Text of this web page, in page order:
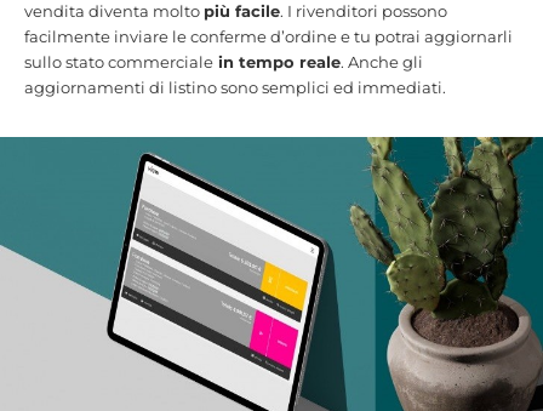
vendita diventa molto più facile. I rivenditori possono
facilmente inviare le conferme d’ordine e tu potrai aggiornarli
sullo stato commerciale in tempo reale. Anche gli
aggiornamenti di listino sono semplici ed immediati.